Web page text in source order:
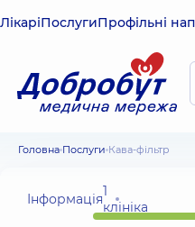
ЛікаріПослугиПрофільні
Головна Послуги Кава-фільтр
Інформація1
клініка